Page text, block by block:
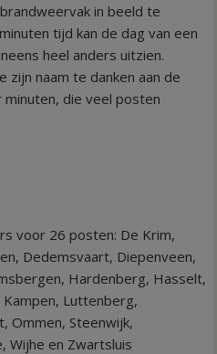
in beeld te
tijd kan de dag van een
heel anders uitzien.
zijn naam te danken aan de
die veel posten
voor 26 posten: De Krim,
Dedemsvaart, Diepenveen,
Hardenberg, Hasselt,
Luttenberg,
Ommen, Steenwijk,
Wijhe en Zwartsluis